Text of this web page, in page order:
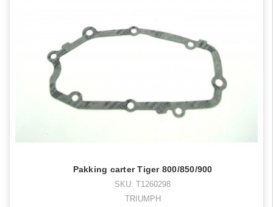
Pakking carter Tiger 800/850/900
SKU: T1260298
TRIUMPH